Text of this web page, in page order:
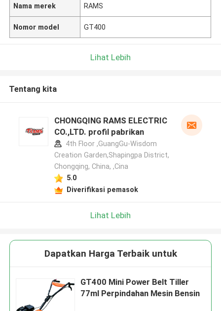
Nama merek RAMS
Nomor model GT400
Lihat Lebih
Tentang kita
CHONGQING RAMS ELECTRIC
CO.,LTD. profil pabrikan
4th Floor ,GuangGu-Wisdom
Creation Garden,Shapingpa District,
Chongqing, China, ,Cina
5.0
Diverifikasi pemasok
Lihat Lebih
Dapatkan Harga Terbaik untuk
GT400 Mini Power Belt Tiller
77ml Perpindahan Mesin Bensin